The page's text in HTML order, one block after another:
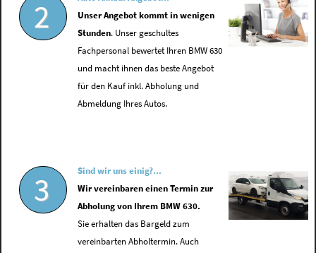
2
Unser Angebot kommt in wenigen
Stunden. Unser geschultes
Fachpersonal bewertet Ihren BMW 630
und macht ihnen das beste Angebot
für den Kauf inkl. Abholung und
Abmeldung Ihres Autos.
3
Sind wir uns einig?...
Wir vereinbaren einen Termin zur
Abholung von Ihrem BMW 630.
Sie erhalten das Bargeld zum
vereinbarten Abholtermin. Auch